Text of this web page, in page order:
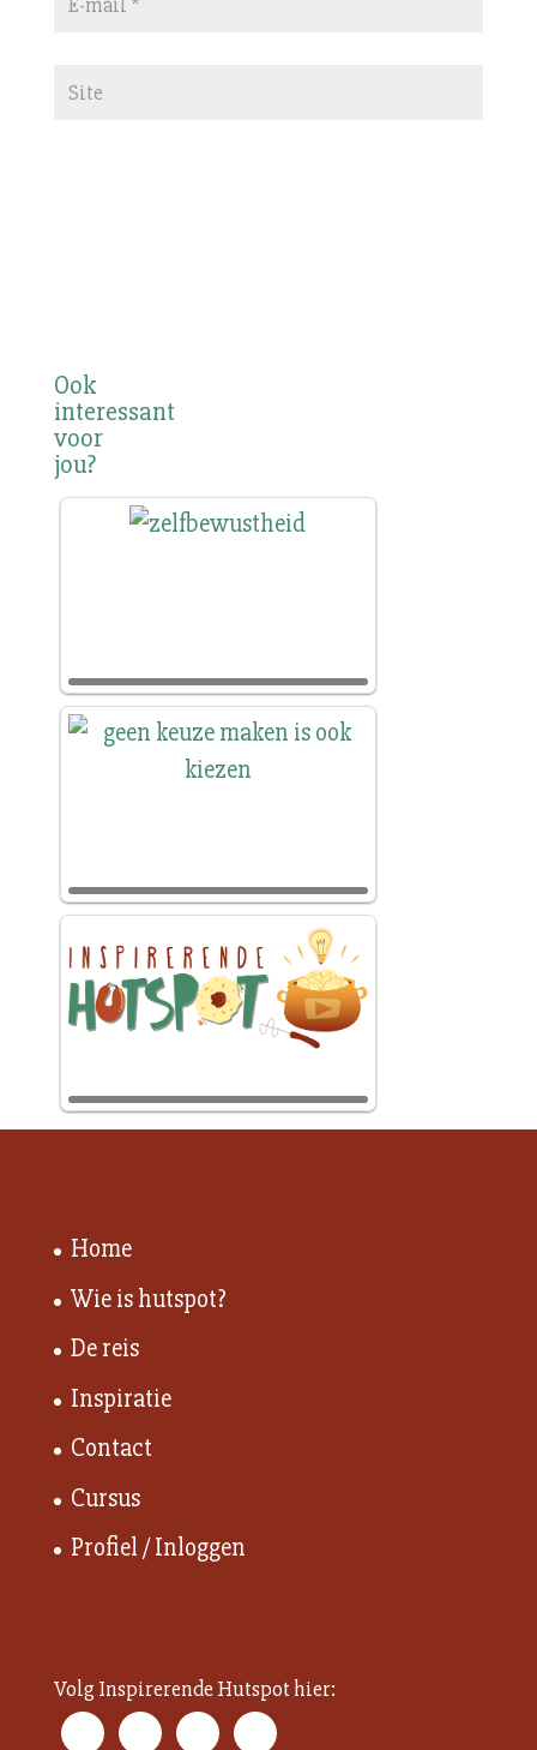
Ook
interessant
voor
jou?
Home
Wie is hutspot?
De reis
Inspiratie
Contact
Cursus
Profiel / Inloggen
Volg Inspirerende Hutspot hier: